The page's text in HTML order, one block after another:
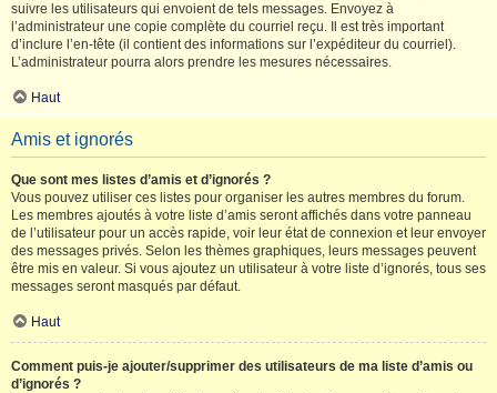
suivre les utilisateurs qui envoient de tels messages. Envoyez à
l’administrateur une copie complète du courriel reçu. Il est très important
d’inclure l’en-tête (il contient des informations sur l’expéditeur du courriel).
L’administrateur pourra alors prendre les mesures nécessaires.
Haut
Amis et ignorés
Que sont mes listes d’amis et d’ignorés ?
Vous pouvez utiliser ces listes pour organiser les autres membres du forum.
Les membres ajoutés à votre liste d’amis seront affichés dans votre panneau
de l’utilisateur pour un accès rapide, voir leur état de connexion et leur envoyer
des messages privés. Selon les thèmes graphiques, leurs messages peuvent
être mis en valeur. Si vous ajoutez un utilisateur à votre liste d’ignorés, tous ses
messages seront masqués par défaut.
Haut
Comment puis-je ajouter/supprimer des utilisateurs de ma liste d’amis ou
d’ignorés ?